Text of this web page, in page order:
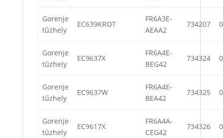
Gorenje
tűzhely
EC639KROT
FR6A3E-
AEAA2
734207
Gorenje
tűzhely
EC9637X
FR6A4E-
BEG42
734324
Gorenje
tűzhely
EC9637W
FR6A4E-
BEA42
734325
Gorenje
tűzhely
EC9617X
FR6A4A-
CEG42
734326